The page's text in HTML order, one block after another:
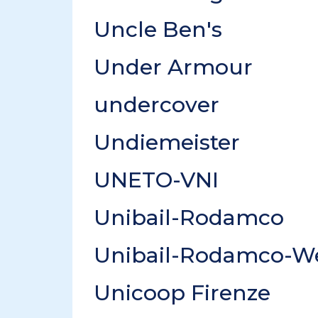
Uncle Ben's
Under Armour
undercover
Undiemeister
UNETO-VNI
Unibail-Rodamco
Unibail-Rodamco-
Unicoop Firenze